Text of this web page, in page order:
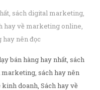
, sách digital marketing,
hay về marketing online,
nên đọc
bán hàng hay nhất, sách
sách hay nên
kinh doanh, Sách hay về